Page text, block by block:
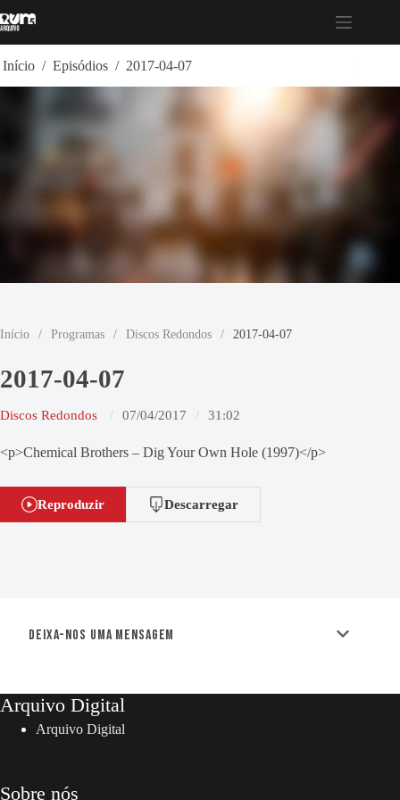
para
Início / Episódios / 2017-04-07
Início / Programas / Discos Redondos / 2017-04-07
2017-04-07
Discos Redondos 07/04/2017 31:02
<p>Chemical Brothers – Dig Your Own Hole (1997)</p>
Reproduzir Descarregar
Deixa-nos uma mensagem
Arquivo Digital
Arquivo Digital
Sobre nós